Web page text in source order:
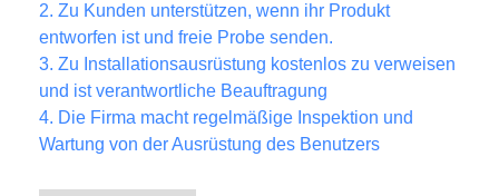
2.Zu Kunden unterstützen, wenn ihr Produkt
entworfen ist und freie Probe senden.
3.Zu Installationsausrüstung kostenlos zu verweisen
und ist verantwortliche Beauftragung
4. Die Firma macht regelmäßige Inspektion und
Wartung von der Ausrüstung des Benutzers